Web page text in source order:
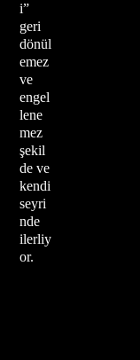
i”
geri
dönül
emez
ve
engel
lene
mez
şekil
de ve
kendi
seyri
nde
ilerliy
or.